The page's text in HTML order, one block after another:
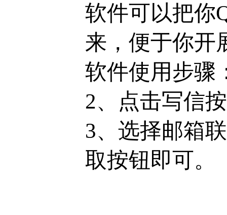
软件可以把你
来，便于你开
软件使用步骤
2、点击写信
3、选择邮箱
取按钮即可。